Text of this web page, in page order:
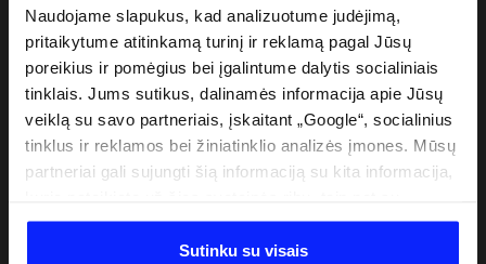
Naudojame slapukus, kad analizuotume judėjimą,
pritaikytume atitinkamą turinį ir reklamą pagal Jūsų
poreikius ir pomėgius bei įgalintume dalytis socialiniais
tinklais. Jums sutikus, dalinamės informacija apie Jūsų
veiklą su savo partneriais, įskaitant „Google“, socialinius
tinklus ir reklamos bei žiniatinklio analizės įmones. Mūsų
partneriai gali sujungti šią informaciją su kita informacija,
duomenimis, kuriuos jie gauna, kai naudojatės jų
paslaugomis. Gavus Jūsų leidimą, mes galime perduoti
Sutinku su visais